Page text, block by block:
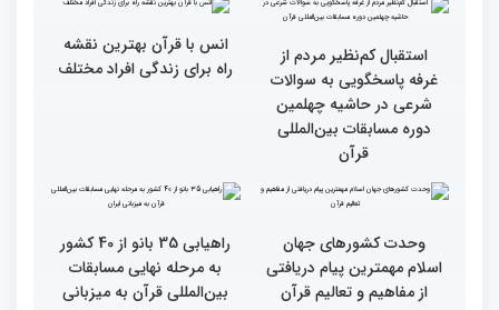
سوم اسفند، نتایج مرحله
نهایی جشنواره تلاوت‌های
تقلیدی در بخش غیر
حضوری اعلام می‌شود
محتوای قرآن با نظامات
غیبی موثر بر زندگی افراد
غرفه پاسخگویی به سوالات
شرعی در حاشیه چهلمین
دوره مسابقات بین‌المللی
انس با قرآن بهترین نقشه
راه برای زندگی افراد مختلف